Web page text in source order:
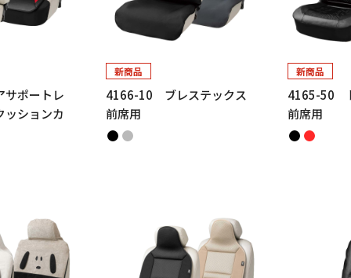
ポートレ
ションカ
新商品
4166-10 ブレステックス
前席用
新商品
4165-50
前席用